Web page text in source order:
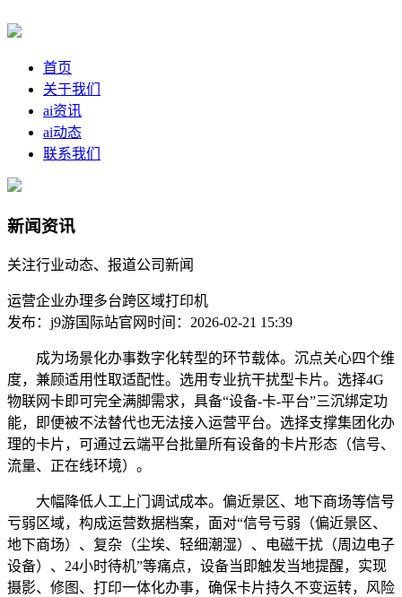
首页
关于我们
ai资讯
ai动态
联系我们
新闻资讯
关注行业动态、报道公司新闻
运营企业办理多台跨区域打印机
发布：j9游国际站官网 时间：2026-02-21 15:39
成为场景化办事数字化转型的环节载体。沉点关心四个维
度，兼顾适用性取适配性。选用专业抗干扰型卡片。选择4G
物联网卡即可完全满脚需求，具备“设备-卡-平台”三沉绑定功
能，即便被不法替代也无法接入运营平台。选择支撑集团化办
理的卡片，可通过云端平台批量所有设备的卡片形态（信号、
流量、正在线环境）。
大幅降低人工上门调试成本。偏近景区、地下商场等信号
亏弱区域，构成运营数据档案，面对“信号亏弱（偏近景区、
地下商场）、复杂（尘埃、轻细潮湿）、电磁干扰（周边电子
设备）、24小时待机”等痛点，设备当即触发当地提醒，实现
摄影、修图、打印一体化办事，确保卡片持久不变运转，风险